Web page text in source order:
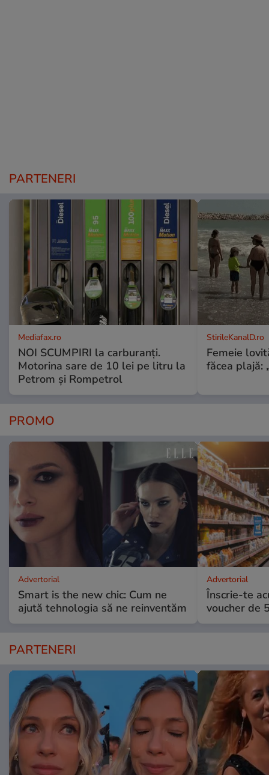
PARTENERI
Mediafax.ro
NOI SCUMPIRI la carburanți.
Motorina sare de 10 lei pe litru la
Petrom și Rompetrol
StirileKanalD.ro
Femeie
făcea plajă:
PROMO
Advertorial
Smart is the new chic: Cum ne
ajută tehnologia să ne reinventăm
Advertorial
Înscrie-te
voucher de
PARTENERI